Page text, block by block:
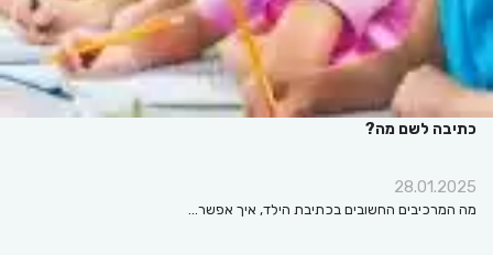
כתיבה לשם מה?
28.01.2025
מה המרכיבים החשובים בכתיבת הילד, איך אפשר…